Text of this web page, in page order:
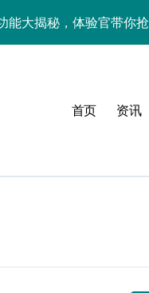
能大揭秘，体验官带你抢
新科技亮点，体验官抢
探秘，手机管家揭秘其
主题潮到没朋友
这样美秒变焦点！
秘籍大公开
首页 资讯